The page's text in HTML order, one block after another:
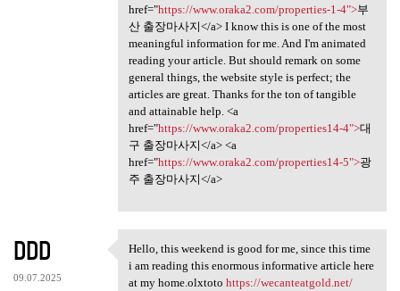
href="https://www.oraka2.com/properties-1-4">부
산 출장마사지</a> I know this is one of the most
meaningful information for me. And I'm animated
reading your article. But should remark on some
general things, the website style is perfect; the
articles are great. Thanks for the ton of tangible
and attainable help. <a
href="https://www.oraka2.com/properties14-4">대
구 출장마사지</a> <a
href="https://www.oraka2.com/properties14-5">광
주 출장마사지</a>
DDD
09.07.2025
Hello, this weekend is good
Hello, this weekend is good for me, since this time
i am reading this enormous informative article here
at my home.olxtoto https://wecanteatgold.net/